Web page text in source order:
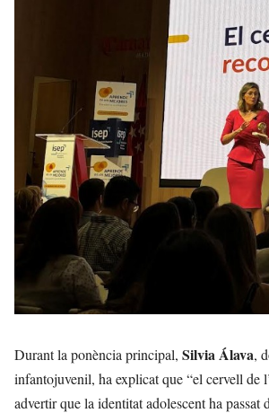
Durant la ponència principal, Silvia Álava,
infantojuvenil, ha explicat que “el cervell de
advertir que la identitat adolescent ha